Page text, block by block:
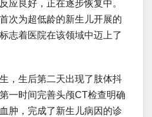
应良好，正在逐步恢复中。
次为超低龄的新生儿开展的
志着医院在该领域中迈上了
，生后第二天出现了肢体抖
一时间完善头颅CT检查明确
肿，完成了新生儿病因的诊